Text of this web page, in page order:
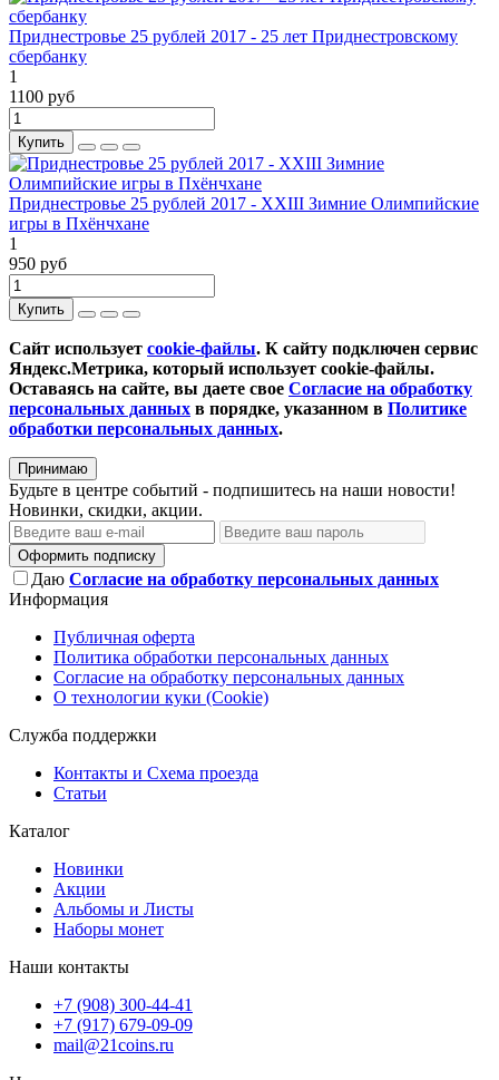
Приднестровье 25 рублей 2017 - 25 лет Приднестровскому
сбербанку
1
1100 руб
Купить
Приднестровье 25 рублей 2017 - XXIII Зимние Олимпийские
игры в Пхёнчхане
1
950 руб
Купить
Сайт использует cookie-файлы. К cайту подключен сервис
Яндекс.Метрика, который использует cookie-файлы.
Оставаясь на сайте, вы даете свое Согласие на обработку
персональных данных в порядке, указанном в Политике
обработки персональных данных.
Принимаю
Будьте в центре событий - подпишитесь на наши новости!
Новинки, скидки, акции.
Оформить подписку
Даю Согласие на обработку персональных данных
Информация
Публичная оферта
Политика обработки персональных данных
Согласие на обработку персональных данных
О технологии куки (Cookie)
Служба поддержки
Контакты и Схема проезда
Статьи
Каталог
Новинки
Акции
Альбомы и Листы
Наборы монет
Наши контакты
+7 (908) 300-44-41
+7 (917) 679-09-09
mail@21coins.ru